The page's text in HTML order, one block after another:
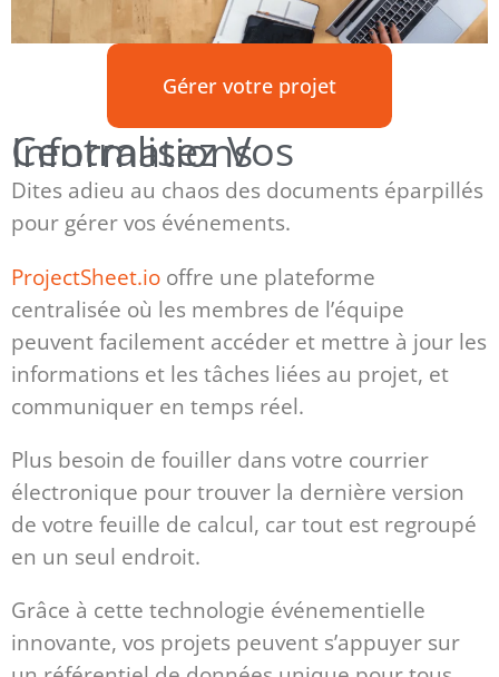
Gérer votre projet
Centralisez Vos Informations
Dites adieu au chaos des documents éparpillés
pour gérer vos événements.
ProjectSheet.io offre une plateforme
centralisée où les membres de l’équipe
peuvent facilement accéder et mettre à jour les
informations et les tâches liées au projet, et
communiquer en temps réel.
Plus besoin de fouiller dans votre courrier
électronique pour trouver la dernière version
de votre feuille de calcul, car tout est regroupé
en un seul endroit.
Grâce à cette technologie événementielle
innovante, vos projets peuvent s’appuyer sur